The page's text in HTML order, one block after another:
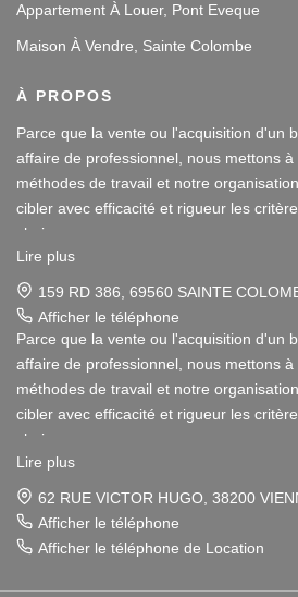
Appartement À Louer, Pont Eveque
Maison À Vendre, Sainte Colombe
À PROPOS
Parce que la vente ou l'acquisition d'un
affaire de professionnel, nous mettons
méthodes de travail et notre
cibler avec efficacité et rigueur les
choix.
Notre disponibilité et notre écoute au
immobilières à Vienne et Sainte
Lyon, nous amènent à vous conseiller
et agréable afin que votre
Notre dynamisme et notre sérieux nous
grand confort une sélection de biens
69 correspondant à vos attentes.
Pour vous Vendeurs, la publicité de
que son estimation sont gratuites.
Lire plus
159 RD 386, 69560 SAINTE
Afficher le téléphone
Parce que la vente ou l'acquisition d'un
affaire de professionnel, nous mettons
méthodes de travail et notre
cibler avec efficacité et rigueur les
choix.
Notre disponibilité et notre écoute au
immobilières à Vienne et Sainte
Lyon, nous amènent à vous conseiller
Lire plus
62 RUE VICTOR HUGO, 38200
Afficher le téléphone
Afficher le téléphone de Location